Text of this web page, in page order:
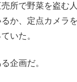
所で野菜を盗む
か、定点カメラ
いた。
企画だ。